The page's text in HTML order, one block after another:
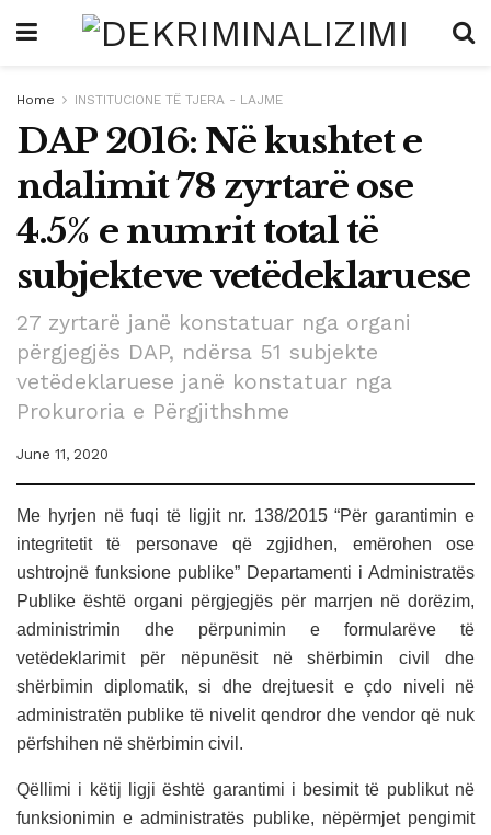
Home INSTITUCIONE TË TJERA - LAJME
DAP 2016: Në kushtet e
ndalimit 78 zyrtarë ose
4.5% e numrit total të
subjekteve vetëdeklaruese
27 zyrtarë janë konstatuar nga organi
përgjegjës DAP, ndërsa 51 subjekte
vetëdeklaruese janë konstatuar nga
Prokuroria e Përgjithshme
June 11, 2020
Me hyrjen në fuqi të ligjit nr. 138/2015 “Për garantimin e
integritetit të personave që zgjidhen, emërohen ose
ushtrojnë funksione publike” Departamenti i Administratës
Publike është organi përgjegjës për marrjen në dorëzim,
administrimin dhe përpunimin e formularëve të
vetëdeklarimit për nëpunësit në shërbimin civil dhe
shërbimin diplomatik, si dhe drejtuesit e çdo niveli në
administratën publike të nivelit qendror dhe vendor që nuk
përfshihen në shërbimin civil.
Qëllimi i këtij ligji është garantimi i besimit të publikut në
funksionimin e administratës publike, nëpërmjet pengimit